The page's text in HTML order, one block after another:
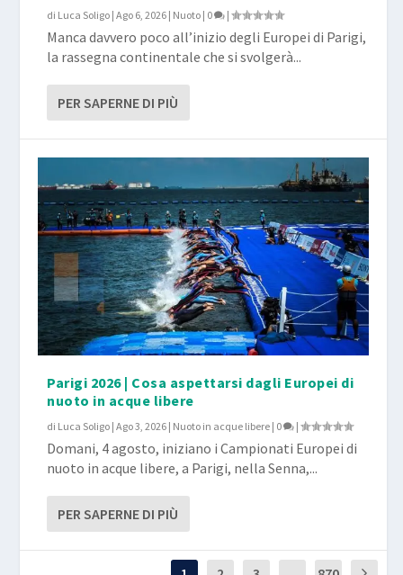
di Luca Soligo |Ago 6, 2026 | Nuoto | 0 |
Manca davvero poco all’inizio degli Europei di Parigi,
la rassegna continentale che si svolgerà...
PER SAPERNE DI PIÙ
Parigi 2026 | Cosa aspettarsi dagli Europei di
nuoto in acque libere
di Luca Soligo |Ago 3, 2026 | Nuoto in acque libere | 0 |
Domani, 4 agosto, iniziano i Campionati Europei di
nuoto in acque libere, a Parigi, nella Senna,...
PER SAPERNE DI PIÙ